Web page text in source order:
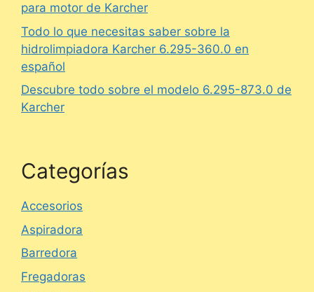
para motor de Karcher
Todo lo que necesitas saber sobre la
hidrolimpiadora Karcher 6.295-360.0 en
español
Descubre todo sobre el modelo 6.295-873.0 de
Karcher
Categorías
Accesorios
Aspiradora
Barredora
Fregadoras